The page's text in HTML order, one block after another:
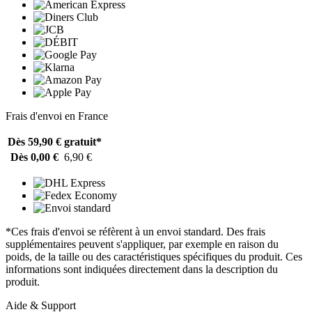
Frais d'envoi en France
Dès 59,90 € gratuit*
Dès 0,00 € 6,90 €
*Ces frais d'envoi se réfèrent à un envoi standard. Des frais
supplémentaires peuvent s'appliquer, par exemple en raison du
poids, de la taille ou des caractéristiques spécifiques du produit. Ces
informations sont indiquées directement dans la description du
produit.
Aide & Support